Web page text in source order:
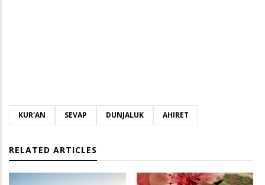
KUR'AN SEVAP DUNJALUK AHIRET
RELATED ARTICLES